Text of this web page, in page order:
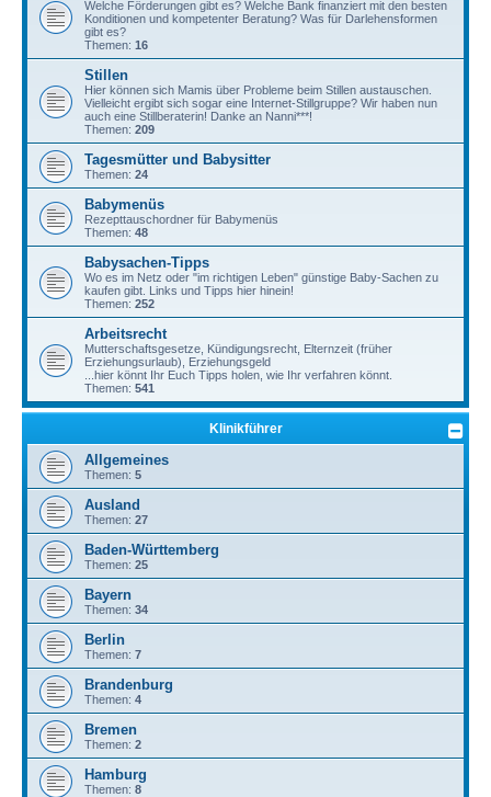
Welche Förderungen gibt es? Welche Bank finanziert mit den besten
Konditionen und kompetenter Beratung? Was für Darlehensformen
gibt es?
Themen: 16
Stillen
Hier können sich Mamis über Probleme beim Stillen austauschen.
Vielleicht ergibt sich sogar eine Internet-Stillgruppe? Wir haben nun
auch eine Stillberaterin! Danke an Nanni***!
Themen: 209
Tagesmütter und Babysitter
Themen: 24
Babymenüs
Rezepttauschordner für Babymenüs
Themen: 48
Babysachen-Tipps
Wo es im Netz oder "im richtigen Leben" günstige Baby-Sachen zu
kaufen gibt. Links und Tipps hier hinein!
Themen: 252
Arbeitsrecht
Mutterschaftsgesetze, Kündigungsrecht, Elternzeit (früher
Erziehungsurlaub), Erziehungsgeld
...hier könnt Ihr Euch Tipps holen, wie Ihr verfahren könnt.
Themen: 541
Klinikführer
Allgemeines
Themen: 5
Ausland
Themen: 27
Baden-Württemberg
Themen: 25
Bayern
Themen: 34
Berlin
Themen: 7
Brandenburg
Themen: 4
Bremen
Themen: 2
Hamburg
Themen: 8